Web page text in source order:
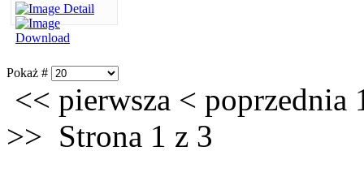
Pokaż #
<< pierwsza < poprzednia
>> Strona 1 z 3